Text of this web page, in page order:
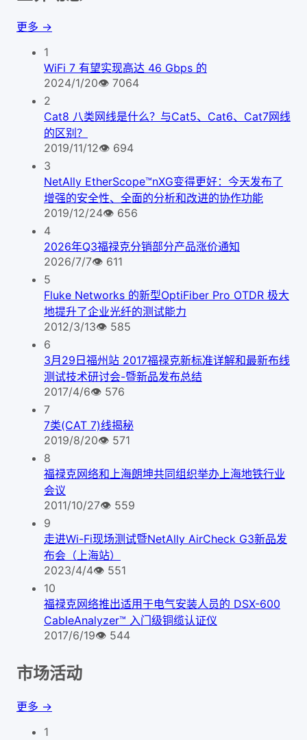
更多 →
1
WiFi 7 有望实现高达 46 Gbps 的
2024/1/20👁 7064
2
Cat8 八类网线是什么？与Cat5、Cat6、Cat7网线
的区别？
2019/11/12👁 694
3
NetAlly EtherScope™nXG变得更好：今天发布了
增强的安全性、全面的分析和改进的协作功能
2019/12/24👁 656
4
2026年Q3福禄克分销部分产品涨价通知
2026/7/7👁 611
5
Fluke Networks 的新型OptiFiber Pro OTDR 极大
地提升了企业光纤的测试能力
2012/3/13👁 585
6
3月29日福州站 2017福禄克新标准详解和最新布线
测试技术研讨会-暨新品发布总结
2017/4/6👁 576
7
7类(CAT 7)线揭秘
2019/8/20👁 571
8
福禄克网络和上海朗坤共同组织举办上海地铁行业
会议
2011/10/27👁 559
9
走进Wi-Fi现场测试暨NetAlly AirCheck G3新品发
布会（上海站）
2023/4/4👁 551
10
福禄克网络推出适用于电气安装人员的 DSX-600
CableAnalyzer™ 入门级铜缆认证仪
2017/6/19👁 544
市场活动
更多 →
1